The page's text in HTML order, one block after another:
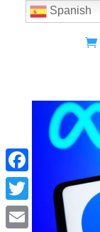
Facebook
Twitter
Spanish